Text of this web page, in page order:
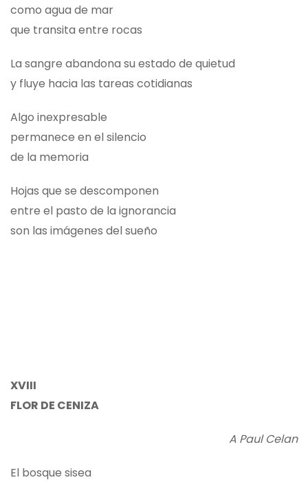
como agua de mar
que transita entre rocas
La sangre abandona su estado de quietud
y fluye hacia las tareas cotidianas
Algo inexpresable
permanece en el silencio
de la memoria
Hojas que se descomponen
entre el pasto de la ignorancia
son las imágenes del sueño
XVIII
FLOR DE CENIZA
A Paul Celan
El bosque sisea